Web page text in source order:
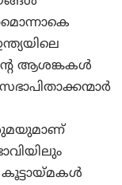
ആശങ്കകള്‍